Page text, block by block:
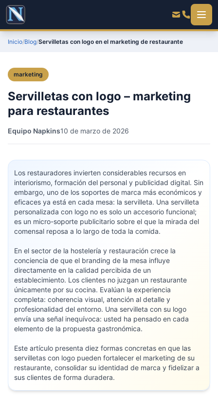
Inicio/Blog/Servilletas con logo en el marketing de restaurante
marketing
Servilletas con logo – marketing
para restaurantes
Equipo Napkins10 de marzo de 2026
Los restauradores invierten considerables recursos en
interiorismo, formación del personal y publicidad digital. Sin
embargo, uno de los soportes de marca más económicos y
eficaces ya está en cada mesa: la servilleta. Una servilleta
personalizada con logo no es solo un accesorio funcional;
es un micro-soporte publicitario sobre el que la mirada del
comensal reposa a lo largo de toda la comida.
En el sector de la hostelería y restauración crece la
conciencia de que el branding de la mesa influye
directamente en la calidad percibida de un
establecimiento. Los clientes no juzgan un restaurante
únicamente por su cocina. Evalúan la experiencia
completa: coherencia visual, atención al detalle y
profesionalidad del entorno. Una servilleta con su logo
envía una señal inequívoca: usted ha pensado en cada
elemento de la propuesta gastronómica.
Este artículo presenta diez formas concretas en que las
servilletas con logo pueden fortalecer el marketing de su
restaurante, consolidar su identidad de marca y fidelizar a
sus clientes de forma duradera.